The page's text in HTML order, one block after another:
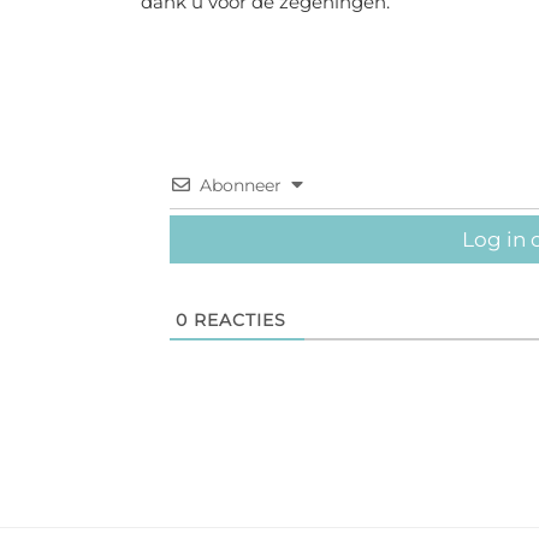
Abonneer
Log in
0 REACTIES